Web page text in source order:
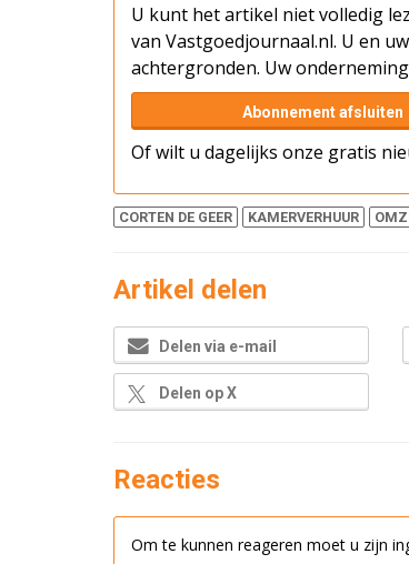
U kunt het artikel niet volledig
van Vastgoedjournaal.nl. U en
achtergronden. Uw
Abonnement afsluiten
Of wilt u dagelijks onze gratis
CORTEN DE GEER KAMERVERHUUR
Artikel delen
Delen via e-mail
Delen op X
Reacties
Om te kunnen reageren moet u zijn